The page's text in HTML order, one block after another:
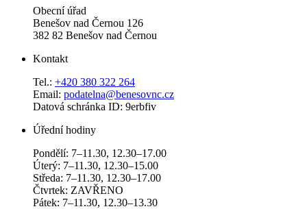
Obecní úřad
Benešov nad Černou 126
382 82 Benešov nad Černou
Kontakt
Tel.: +420 380 322 264
Email: podatelna@benesovnc.cz
Datová schránka ID: 9erbfiv
Úřední hodiny
Pondělí: 7–11.30, 12.30–17.00
Úterý: 7–11.30, 12.30–15.00
Středa: 7–11.30, 12.30–17.00
Čtvrtek: ZAVŘENO
Pátek: 7–11.30, 12.30–13.30